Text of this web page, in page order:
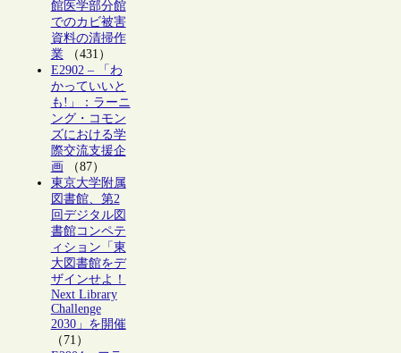
館医学部分館
でのカビ被害
資料の清掃作
業（431）
E2902 – 「わ
かっていいと
も!」：ラーニ
ング・コモン
ズにおける学
際交流支援企
画 （87）
東京大学附属
図書館、第2
回デジタル図
書館コンペテ
ィション「東
大図書館をデ
ザインせよ！
Next Library
Challenge
2030」を開催
（71）